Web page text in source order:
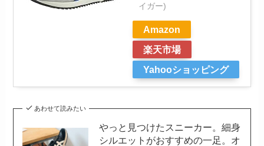
イガー)
Amazon
楽天市場
Yahooショッピング
あわせて読みたい
やっと見つけたスニーカー。細身
シルエットがおすすめの一足。オ